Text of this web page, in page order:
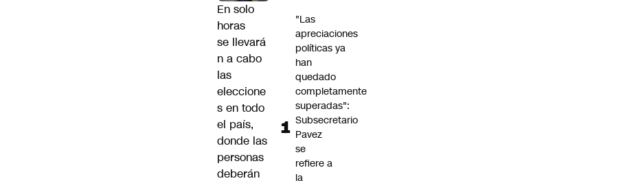
En solo
horas
se llevará
n a cabo
las
eleccione
s en todo
el país,
donde las
personas
deberán
"Las
apreciaciones
políticas ya
han
quedado
completamente
superadas":
Subsecretario
Pavez
se
refiere a
la